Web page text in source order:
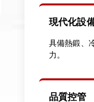
現代化設
具備熱鍛、
力。
品質控管